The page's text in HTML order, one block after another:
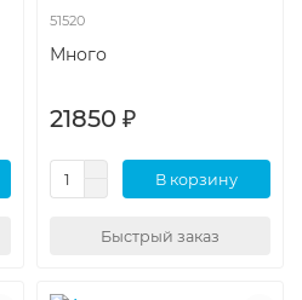
51520
Много
21850 ₽
В корзину
Быстрый заказ